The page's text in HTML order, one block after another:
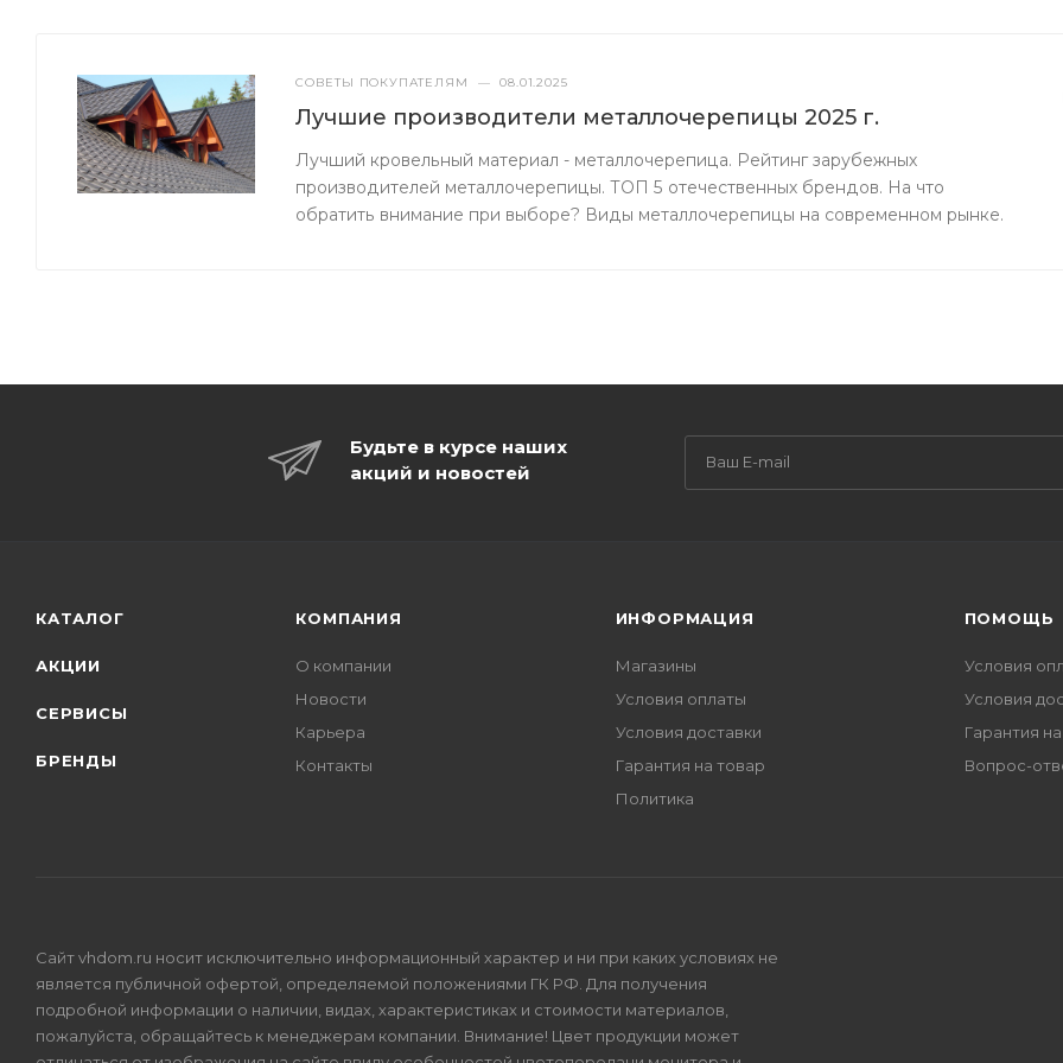
СОВЕТЫ ПОКУПАТЕЛЯМ — 08.01.2025
Лучшие производители металлочерепицы 2025 г.
Лучший кровельный материал - металлочерепица. Рейтинг зарубежных
производителей металлочерепицы. ТОП 5 отечественных брендов. На что
обратить внимание при выборе? Виды металлочерепицы на современном рынке.
Будьте в курсе наших
акций и новостей
КАТАЛОГ
АКЦИИ
СЕРВИСЫ
БРЕНДЫ
КОМПАНИЯ
О компании
Новости
Карьера
Контакты
ИНФОРМАЦИЯ
Магазины
Условия оплаты
Условия доставки
Гарантия на товар
Политика
ПОМОЩЬ
Условия
Условия
Гарантия
Вопрос-
Сайт vhdom.ru носит исключительно информационный характер и ни при каких условиях не
является публичной офертой, определяемой положениями ГК РФ. Для получения
подробной информации о наличии, видах, характеристиках и стоимости материалов,
пожалуйста, обращайтесь к менеджерам компании. Внимание! Цвет продукции может